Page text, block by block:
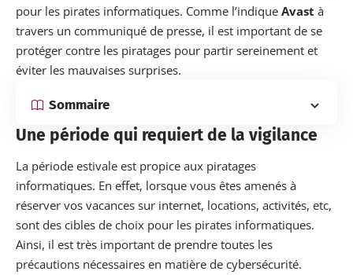
pour les pirates informatiques. Comme l’indique Avast à
travers un communiqué de presse, il est important de se
protéger contre les piratages pour partir sereinement et
éviter les mauvaises surprises.
Sommaire
Une période qui requiert de la vigilance
La période estivale est propice aux piratages
informatiques. En effet, lorsque vous êtes amenés à
réserver vos vacances sur internet, locations, activités, etc,
sont des cibles de choix pour les pirates informatiques.
Ainsi, il est très important de prendre toutes les
précautions nécessaires en matière de cybersécurité.